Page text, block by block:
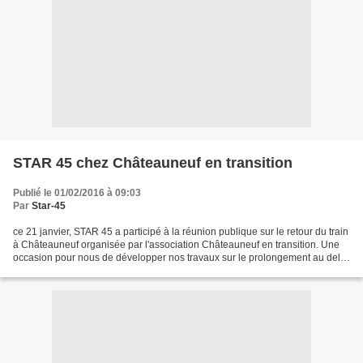
STAR 45 chez Châteauneuf en transition
Publié le 01/02/2016 à 09:03
Par Star-45
ce 21 janvier, STAR 45 a participé à la réunion publique sur le retour du train
à Châteauneuf organisée par l'association Châteauneuf en transition. Une
occasion pour nous de développer nos travaux sur le prolongement au delà